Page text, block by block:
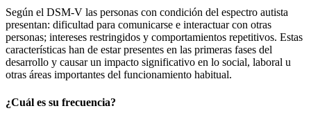
Según el DSM-V las personas con condición del espectro autista
presentan: dificultad para comunicarse e interactuar con otras
personas; intereses restringidos y comportamientos repetitivos. Estas
características han de estar presentes en las primeras fases del
desarrollo y causar un impacto significativo en lo social, laboral u
otras áreas importantes del funcionamiento habitual.
¿Cuál es su frecuencia?